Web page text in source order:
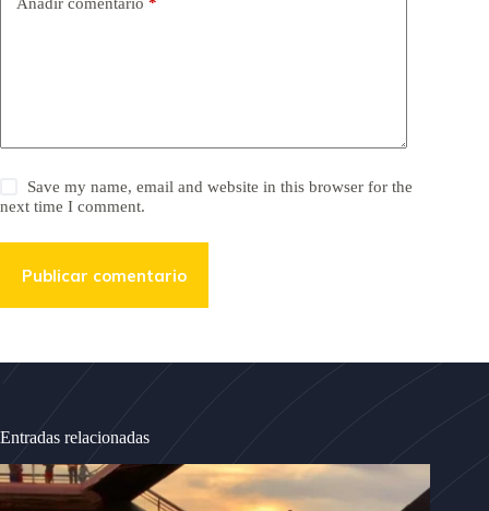
Save my name, email and website in this browser for the
next time I comment.
Publicar comentario
Entradas relacionadas